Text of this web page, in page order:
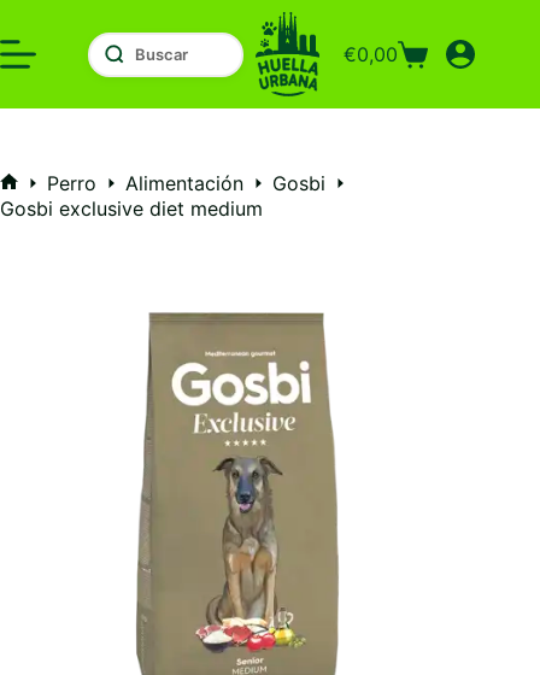
al
contenido
Carro
compra
€0,00
Inicio
Perro Alimentación
Gosbi
Gosbi exclusive diet medium